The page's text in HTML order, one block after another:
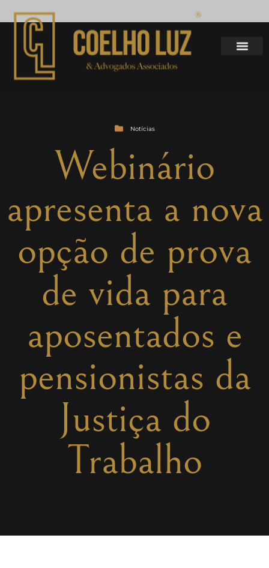
Notícias
Webinário
apresenta a nova
opção de prova
de vida para
aposentados e
pensionistas da
Justiça do
Trabalho